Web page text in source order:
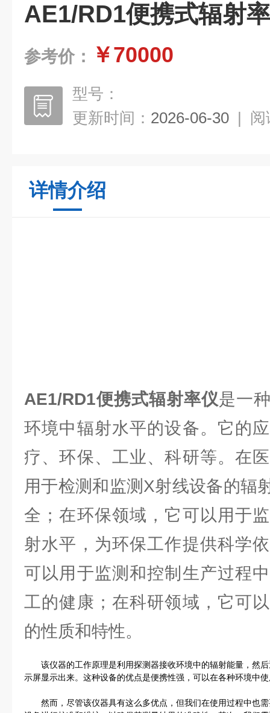
AE1/RD1便携式辐射
参考价： ￥70000
型号：
更新时间： 2026-06-30 | 阅
详情介绍
AE1/RD1便携式辐射率仪是一
环境中辐射水平的设备。它的
疗、环保、工业、科研等。在
用于检测和监测X射线设备的辐
全；在环保领域，它可以用于
射水平，为环保工作提供科学
可以用于监测和控制生产过程
工的健康；在科研领域，它可
的性质和特性。
该仪器的工作原理是利用探测器接收环境中的辐射能量，然后
示屏显示出来。这种设备的优点是便携性强，可以在各种环境中
然而，尽管该仪器具有这么多优点，但我们在使用过程中也需